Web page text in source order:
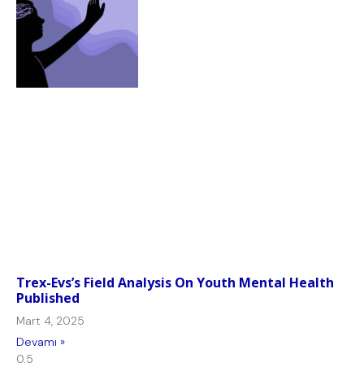
Trex-Evs’s Field Analysis On Youth Mental Health
Published
Mart 4, 2025
Devamı »